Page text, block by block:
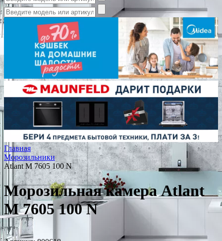
Главная
Морозильники
Atlant М 7605 100 N
Морозильная камера Atlant
М 7605 100 N